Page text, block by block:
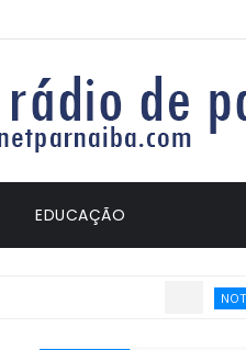
EDUCAÇÃO
NOTÍCIAS